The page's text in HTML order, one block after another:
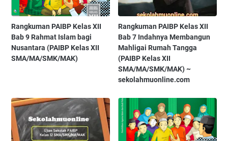
Rangkuman PAIBP Kelas XII
Bab 9 Rahmat Islam bagi
Nusantara (PAIBP Kelas XII
SMA/MA/SMK/MAK)
Rangkuman PAIBP Kelas XII
Bab 7 Indahnya Membangun
Mahligai Rumah Tangga
(PAIBP Kelas XII
SMA/MA/SMK/MAK) ~
sekolahmuonline.com